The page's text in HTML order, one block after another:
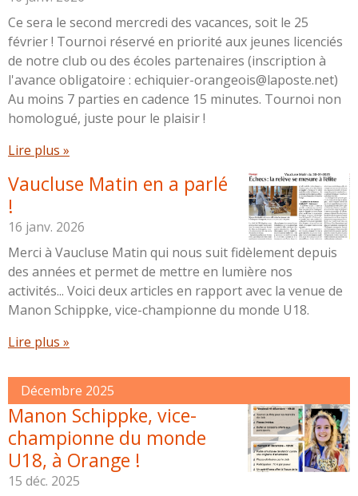
Ce sera le second mercredi des vacances, soit le 25
février ! Tournoi réservé en priorité aux jeunes licenciés
de notre club ou des écoles partenaires (inscription à
l'avance obligatoire : echiquier-orangeois@laposte.net)
Au moins 7 parties en cadence 15 minutes. Tournoi non
homologué, juste pour le plaisir !
Lire plus »
Vaucluse Matin en a parlé
!
16 janv. 2026
Merci à Vaucluse Matin qui nous suit fidèlement depuis
des années et permet de mettre en lumière nos
activités... Voici deux articles en rapport avec la venue de
Manon Schippke, vice-championne du monde U18.
Lire plus »
Décembre 2025
Manon Schippke, vice-
championne du monde
U18, à Orange !
15 déc. 2025